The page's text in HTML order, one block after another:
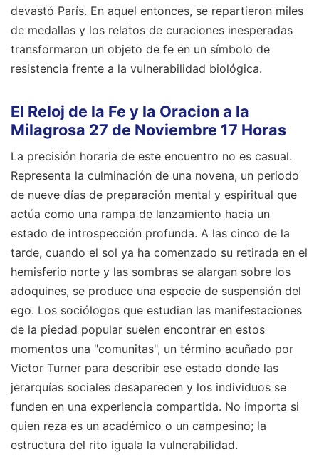
devastó París. En aquel entonces, se repartieron miles
de medallas y los relatos de curaciones inesperadas
transformaron un objeto de fe en un símbolo de
resistencia frente a la vulnerabilidad biológica.
El Reloj de la Fe y la Oracion a la
Milagrosa 27 de Noviembre 17 Horas
La precisión horaria de este encuentro no es casual.
Representa la culminación de una novena, un periodo
de nueve días de preparación mental y espiritual que
actúa como una rampa de lanzamiento hacia un
estado de introspección profunda. A las cinco de la
tarde, cuando el sol ya ha comenzado su retirada en el
hemisferio norte y las sombras se alargan sobre los
adoquines, se produce una especie de suspensión del
ego. Los sociólogos que estudian las manifestaciones
de la piedad popular suelen encontrar en estos
momentos una "comunitas", un término acuñado por
Victor Turner para describir ese estado donde las
jerarquías sociales desaparecen y los individuos se
funden en una experiencia compartida. No importa si
quien reza es un académico o un campesino; la
estructura del rito iguala la vulnerabilidad.